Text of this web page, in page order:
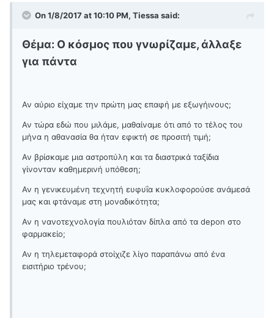
On 1/8/2017 at 10:10 PM, Tiessa said:
Θέμα: Ο κόσμος που γνωρίζαμε, άλλαξε
για πάντα
Αν αύριο είχαμε την πρώτη μας επαφή με εξωγήινους;
Αν τώρα εδώ που μιλάμε, μαθαίναμε ότι από το τέλος του
μήνα η αθανασία θα ήταν εφικτή σε προσιτή τιμή;
Αν βρίσκαμε μια αστροπύλη και τα διαστρικά ταξίδια
γίνονταν καθημερινή υπόθεση;
Αν η γενικευμένη τεχνητή ευφυΐα κυκλοφορούσε ανάμεσά
μας και φτάναμε στη μοναδικότητα;
Αν η νανοτεχνολογία πουλιόταν δίπλα από τα depon στο
φαρμακείο;
Αν η τηλεμεταφορά στοίχιζε λίγο παραπάνω από ένα
εισιτήριο τρένου;